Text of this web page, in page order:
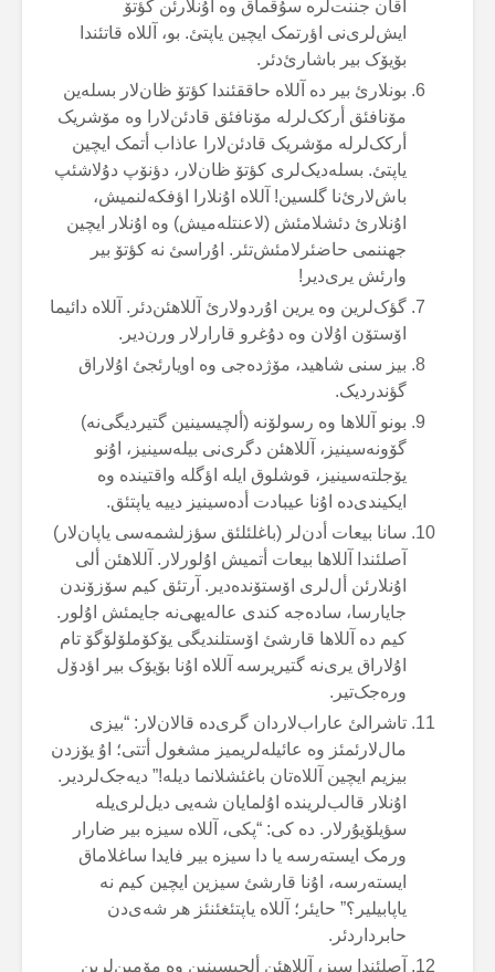
آقان جننت‌لرە سۇقماق وە اۇنلارئن کؤتۆ
ایش‌لری‌نی اؤرتمک ایچین یاپتئ. بو، آللاە قاتئندا
بۆیۆک بیر باشارئ‌دئر.
بونلارئ بیر دە آللاە حاققئندا کؤتۆ ظان‌لار بسلەین
مۆنافئق أرکک‌لرلە مۆنافئق قادئن‌لارا وە مۆشریک
أرکک‌لرلە مۆشریک قادئن‌لارا عاذاب أتمک ایچین
یاپتئ. بسلەدیک‌لری کؤتۆ ظان‌لار، دؤنۆپ دۇلاشئپ
باش‌لارئ‌نا گلسین! آللاە اۇنلارا اؤفکەلنمیش،
اۇنلارئ دئشلامئش (لاعنتلەمیش) وە اۇنلار ایچین
جهننمی حاضئرلامئش‌تئر. اۇراسئ نە کؤتۆ بیر
وارئش یری‌دیر!
گؤک‌لرین وە یرین اۇردولارئ آللاهئن‌دئر. آللاە دائیما
اۆستۆن اۇلان وە دۇغرو قارارلار ورن‌دیر.
بیز سنی شاهید، مۆژدەجی وە اویارئجئ اۇلاراق
گؤندردیک.
بونو آللاها وە رسولۆنە (ألچیسینین گتیردیگی‌نە)
گۆونەسینیز، آللاهئن دگری‌نی بیلەسینیز، اۇنو
یۆجلتەسینیز، قوشلوق ایلە اؤگلە واقتیندە وە
ایکیندی‌دە اۇنا عیبادت أدەسینیز دییە یاپتئق.
سانا بیعات أدن‌لر (باغلئلئق سؤزلشمەسی یاپان‌لار)
آصلئندا آللاها بیعات أتمیش اۇلورلار. آللاهئن ألی
اۇنلارئن أل‌لری اۆستۆندەدیر. آرتئق کیم سۆزۆندن
جایارسا، سادەجە کندی عالەیهی‌نە جایمئش اۇلور.
کیم دە آللاها قارشئ اۆستلندیگی یۆکۆملۆلۆگۆ تام
اۇلاراق یری‌نە گتیریرسە آللاە اۇنا بۆیۆک بیر اؤدۆل
ورەجک‌تیر.
تاشرالئ عاراب‌لاردان گری‌دە قالان‌لار: “بیزی
مال‌لارئمئز وە عائیلەلریمیز مشغول أتتی؛ اۇ یۆزدن
بیزیم ایچین آللاەتان باغئشلانما دیلە!” دیەجک‌لردیر.
اۇنلار قالب‌لریندە اۇلمایان شەیی دیل‌لری‌یلە
سؤیلۆیۇرلار. دە کی: “پکی، آللاە سیزە بیر ضارار
ورمک ایستەرسە یا دا سیزە بیر فایدا ساغلاماق
ایستەرسە، اۇنا قارشئ سیزین ایچین کیم نە
یاپابیلیر؟” حایئر؛ آللاە یاپتئغئنئز هر شەی‌دن
حابرداردئر.
آصلئندا سیز، آللاهئن ألچیسینین وە مۆمین‌لرین